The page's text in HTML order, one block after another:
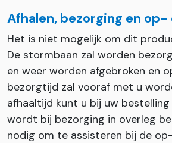
Afhalen, bezorging en op-
Het is niet mogelijk om dit
De stormbaan zal worden
en weer worden afgebroken en
bezorgtijd zal vooraf met u
afhaaltijd kunt u bij uw
wordt bij bezorging in overleg
nodig om te assisteren bij de